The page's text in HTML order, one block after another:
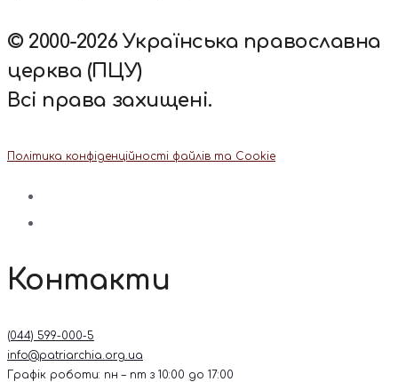
© 2000-2026 Українська православна
церква (ПЦУ)
Всі права захищені.
Політика конфіденційності файлів та Cookie
Контакти
(044) 599-000-5
info@patriarchia.org.ua
Графік роботи: пн – пт з 10:00 до 17:00